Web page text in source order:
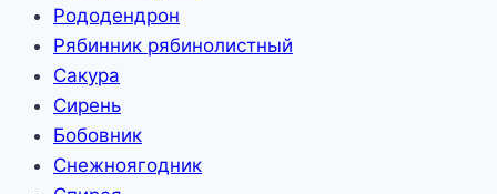
Рододендрон
Рябинник рябинолистный
Сакура
Сирень
Бобовник
Снежноягодник